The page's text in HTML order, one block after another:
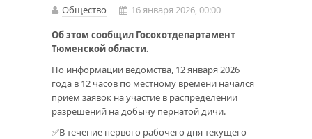
Общество
16 января 2026, 00:00
Об этом сообщил Госохотдепартамент
Тюменской области.
По информации ведомства, 12 января 2026
года в 12 часов по местному времени начался
прием заявок на участие в распределении
разрешений на добычу пернатой дичи.
✅В течение первого рабочего дня текущего